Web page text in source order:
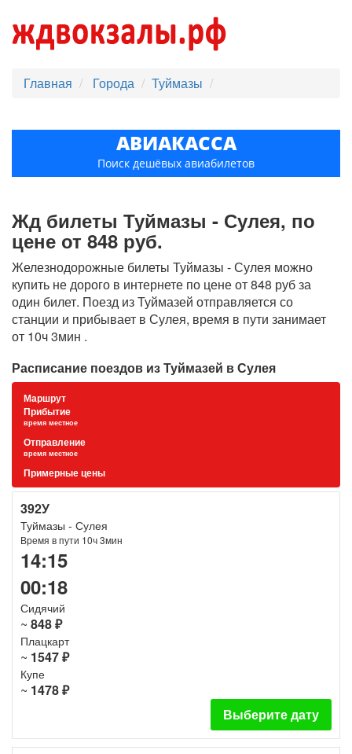
Главная Города Туймазы
АВИАКАССА
Поиск дешёвых авиабилетов
Жд билеты Туймазы - Сулея, по
цене от 848 руб.
Железнодорожные билеты Туймазы - Сулея можно
купить не дорого в интернете по цене от 848 руб за
один билет. Поезд из Туймазей отправляется со
станции и прибывает в Сулея, время в пути занимает
от 10ч 3мин .
Расписание поездов из Туймазей в Сулея
Маршрут
Прибытие
время местное
Отправление
время местное
Примерные цены
392У
Туймазы - Сулея
Время в пути 10ч 3мин
14:15
00:18
Сидячий
~ 848 ₽
Плацкарт
~ 1547 ₽
Купе
~ 1478 ₽
Выберите дату